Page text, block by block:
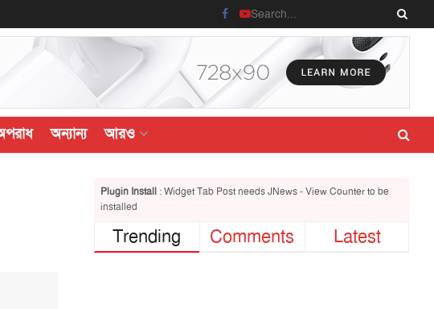
অন্যান্য আরও
Plugin Install: Widget Tab Post needs JNews - View Counter to be
installed
Trending Comments Latest